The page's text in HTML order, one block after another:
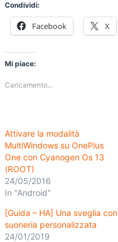
Condividi:
Facebook X
Mi piace:
Caricamento...
Attivare la modalità
MultiWindows su OnePlus
One con Cyanogen Os 13
(ROOT)
24/05/2016
In "Android"
[Guida – HA] Una sveglia con
suoneria personalizzata
24/01/2019